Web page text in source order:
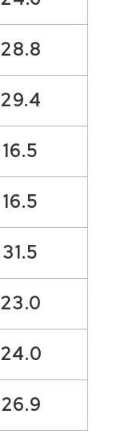
28.8
29.4
16.5
16.5
31.5
23.0
24.0
26.9